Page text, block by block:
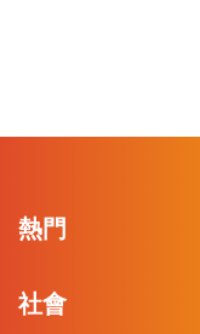
熱門
社會